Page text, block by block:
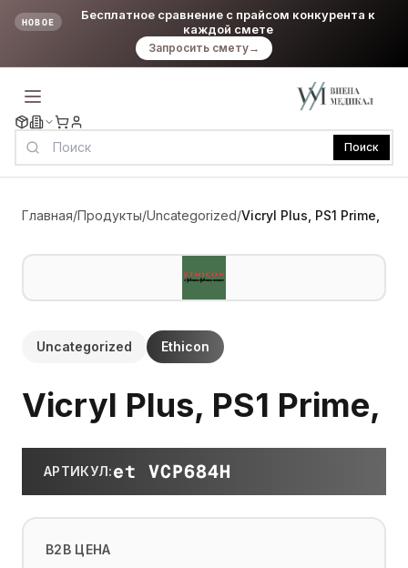
НОВОЕ
Бесплатное сравнение с прайсом конкурента к
каждой смете
Запросить смету→
Поиск
Главная/Продукты/Uncategorized/Vicryl Plus, PS1 Prime,
Uncategorized Ethicon
Vicryl Plus, PS1 Prime,
АРТИКУЛ:et VCP684H
B2B ЦЕНА